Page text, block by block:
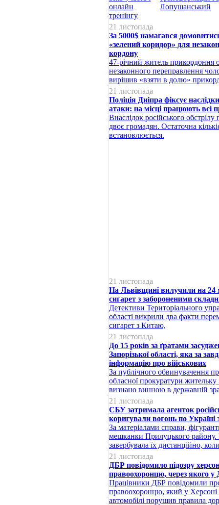
Лопушанський
21 листопада
За 5000$ намагався
«зелений коридор» для
кордону
47-річний житель прикордоння
незаконного переправлення
вирішив «взяти в долю»
21 листопада
Поліція Дніпра фіксує
атаки: на місці працюють всі
Внаслідок російського
двоє громадян. Остаточна
встановлюється.
21 листопада
На Львівщині вилучили на 24
сигарет з забороненими
Детективи Територіального
області викрили два факти
сигарет з Китаю,
21 листопада
До 15 років за ґратами
Запорізької області, яка за
інформацію про військових
За публічного обвинувачення
обласної прокуратури жительку
визнано винною в державній
21 листопада
СБУ затримала агенток
коригували вогонь по Україні
За матеріалами справи,
мешканки Прилуцького району.
завербувала їх дистанційно,
21 листопада
ДБР повідомило підозру
правоохоронцю, через якого
Працівники ДБР повідомили
правоохоронцю, який у
автомобілі порушив правила